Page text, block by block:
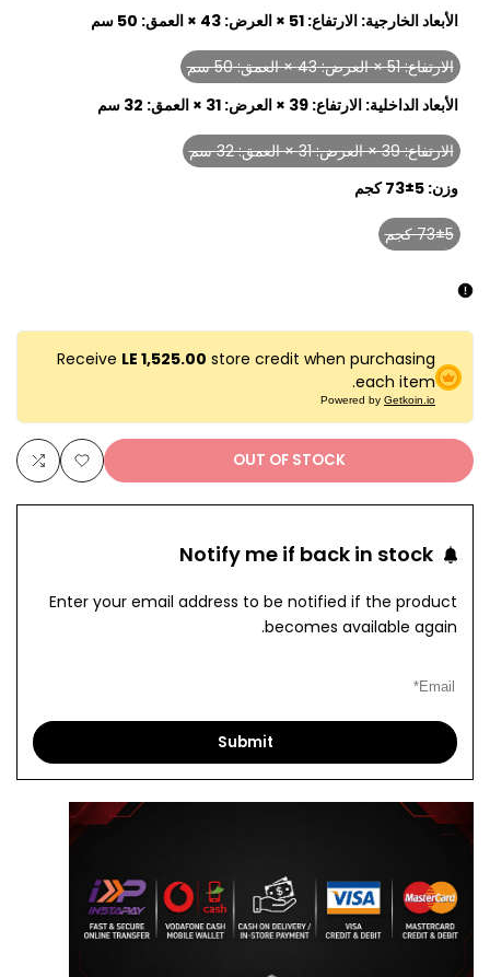
الأبعاد الخارجية:الارتفاع: 51 × العرض: 43 × العمق: 50 سم
Variant
sold
out
الارتفاع: 51 × العرض: 43 × العمق: 50 سم
الأبعاد الداخلية:الارتفاع: 39 × العرض: 31 × العمق: 32 سم
Variant
الارتفاع: 39 × العرض: 31 × العمق: 32 سم
وزن:73±5 كجم
Variant73±5 كجم
Receive LE 1,525.00 store credit when purchasing
each item.
Powered by Getkoin.io
OUT OF STOCK
Add
Add
Notify me if back in stock
Enter your email address to be notified if the product
becomes available again.
Submit